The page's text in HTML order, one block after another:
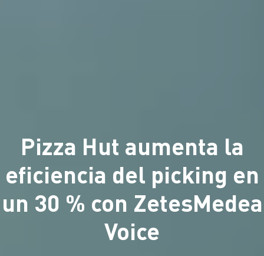
Pizza Hut aumenta la
eficiencia del picking en
un 30 % con ZetesMedea
Voice